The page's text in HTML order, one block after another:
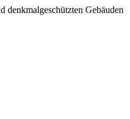
denkmalgeschützten Gebäuden